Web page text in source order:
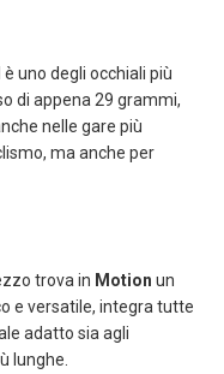
è uno degli occhiali più
di appena 29 grammi,
nelle gare più
ma anche per
trova in Motion un
e versatile, integra tutte
adatto sia agli
lunghe.